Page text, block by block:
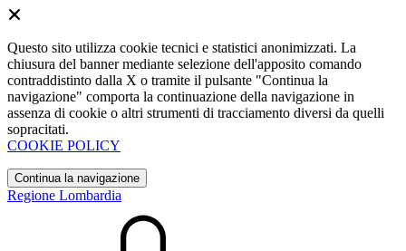
Questo sito utilizza cookie tecnici e statistici anonimizzati. La
chiusura del banner mediante selezione dell'apposito comando
contraddistinto dalla X o tramite il pulsante "Continua la
navigazione" comporta la continuazione della navigazione in
assenza di cookie o altri strumenti di tracciamento diversi da quelli
sopracitati.
COOKIE POLICY
Continua la navigazione
Regione Lombardia